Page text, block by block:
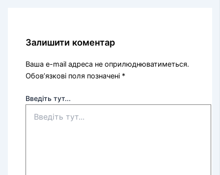
Залишити коментар
Ваша e-mail адреса не оприлюднюватиметься.
Обов’язкові поля позначені *
Введіть тут...